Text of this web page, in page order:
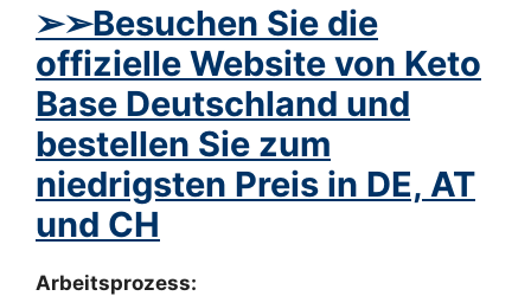
➢➢Besuchen Sie die
offizielle Website von Keto
Base Deutschland und
bestellen Sie zum
niedrigsten Preis in DE, AT
und CH
Arbeitsprozess: